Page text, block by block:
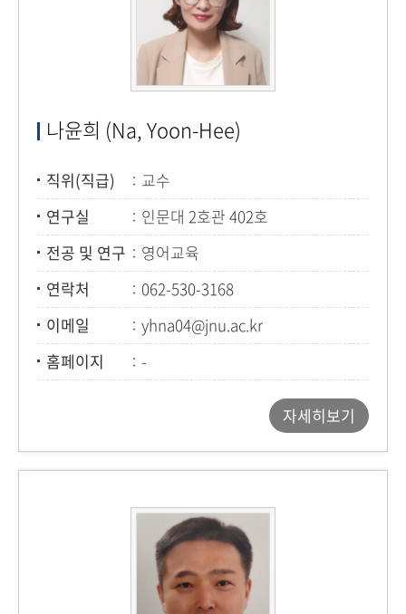
나윤희 (Na, Yoon-Hee)
직위(직급)
교수
연구실
인문대 2호관 402호
전공 및 연구
영어교육
연락처
062-530-3168
이메일
yhna04@jnu.ac.kr
홈페이지
-
자세히보기